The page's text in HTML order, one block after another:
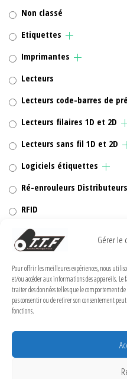
Gérer le
Pour offrir les meilleures expériences, nous
et/ou accéder aux informations des appareils. Le
traiter des données telles que le comportement
pas consentir ou de retirer son consentement
fonctions.
Non classé
Etiquettes
Imprimantes
Lecteurs
Lecteurs code-barres de
Lecteurs filaires 1D et 2D
Lecteurs sans fil 1D et 2D
Logiciels étiquettes
Ré-enrouleurs Distributeurs
RFID
Rubans transfert thermique
Têtes d'impression
Politique de cookies (UE)